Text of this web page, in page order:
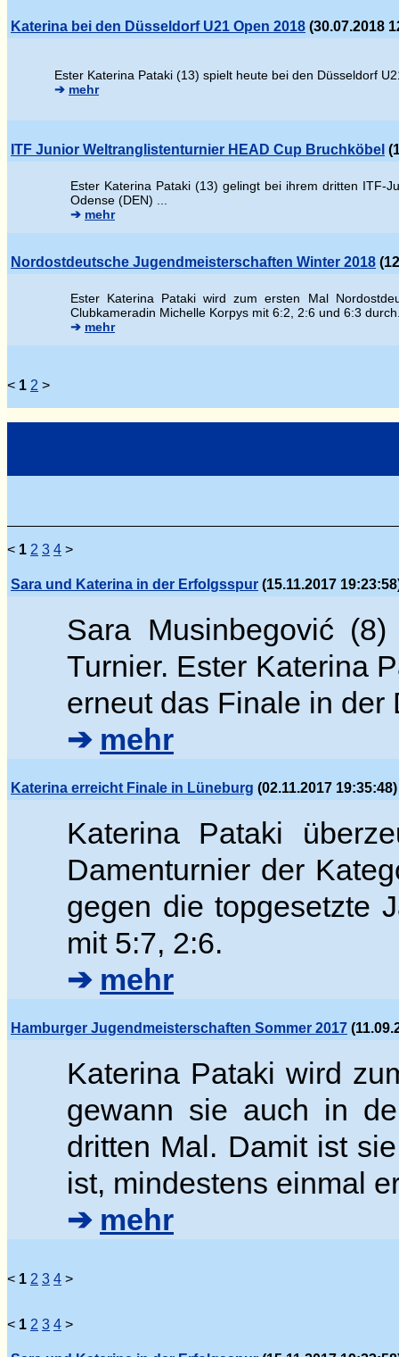
Katerina bei den Düsseldorf U21 Open 2018 (30.07.2018
Ester Katerina Pataki (13) spielt heute bei den Düsseldorf
➔ mehr
ITF Junior Weltranglistenturnier HEAD Cup Bruchköbel
Ester Katerina Pataki (13) gelingt bei ihrem dritten ITF-
Odense (DEN) ...
➔ mehr
Nordostdeutsche Jugendmeisterschaften Winter 2018
Ester Katerina Pataki wird zum ersten Mal
Clubkameradin Michelle Korpys mit 6:2, 2:6 und 6:3
➔ mehr
< 1 2 >
< 1 2 3 4 >
Sara und Katerina in der Erfolgsspur (15.11.2017
Sara Musinbegović (8)
Turnier. Ester Katerina
erneut das Finale in der
➔ mehr
Katerina erreicht Finale in Lüneburg (02.11.2017 19:35:48)
Katerina Pataki
Damenturnier der
gegen die topgesetzte
mit 5:7, 2:6.
➔ mehr
Hamburger Jugendmeisterschaften Sommer 2017
Katerina Pataki wird
gewann sie auch in
dritten Mal. Damit ist
ist, mindestens einmal
➔ mehr
< 1 2 3 4 >
< 1 2 3 4 >